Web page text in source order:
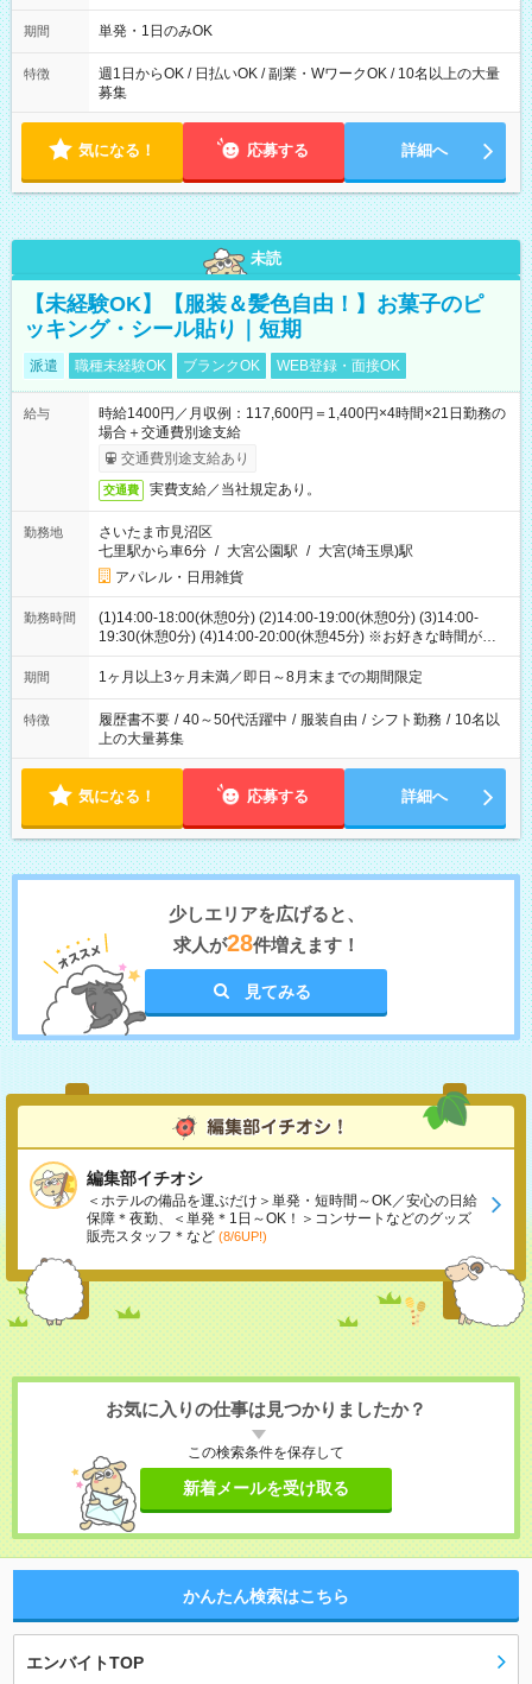
～21：00
期間 単発・1日のみOK
特徴
週1日からOK / 日払いOK / 副業・WワークOK / 10名以上の大量
募集
気になる！ 応募する 詳細へ
未読
【未経験OK】【服装＆髪色自由！】お菓子のピ
ッキング・シール貼り｜短期
派遣 職種未経験OK ブランクOK WEB登録・面接OK
給与
時給1400円／月収例：117,600円＝1,400円×4時間×21日勤務の
場合＋交通費別途支給
交通費別途支給あり
交通費 実費支給／当社規定あり。
勤務地
さいたま市見沼区
七里駅から車6分 / 大宮公園駅 / 大宮(埼玉県)駅
アパレル・日用雑貨
勤務時間
(1)14:00-18:00(休憩0分) (2)14:00-19:00(休憩0分) (3)14:00-
19:30(休憩0分) (4)14:00-20:00(休憩45分) ※お好きな時間が選べ
ます
期間 1ヶ月以上3ヶ月未満／即日～8月末までの期間限定
特徴 履歴書不要 / 40～50代活躍中 / 服装自由 / シフト勤務 / 10名以
上の大量募集
気になる！ 応募する 詳細へ
少しエリアを広げると、
求人が28件増えます！
見てみる
編集部イチオシ
＜ホテルの備品を運ぶだけ＞単発・短時間～OK／安心の日給
保障＊夜勤、＜単発＊1日～OK！＞コンサートなどのグッズ
販売スタッフ＊など (8/6UP!)
お気に入りの仕事は見つかりましたか？
この検索条件を保存して
新着メールを受け取る
かんたん検索はこちら
エンバイトTOP